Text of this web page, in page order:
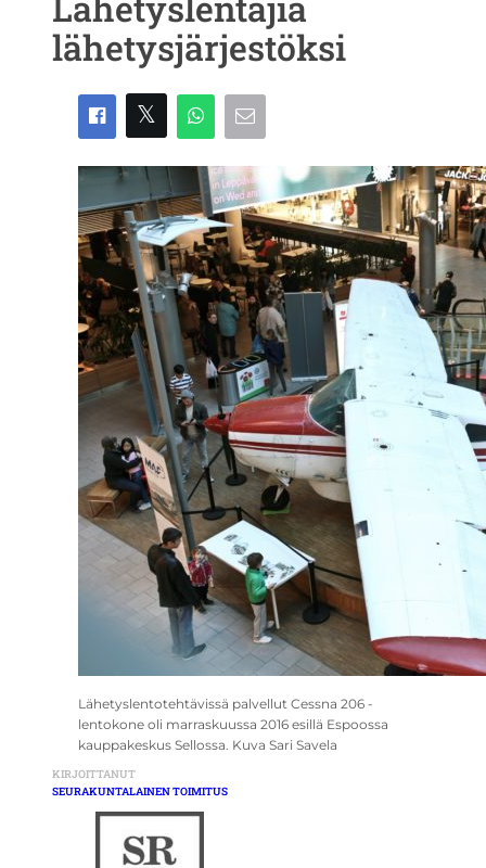
lähetysjärjestöksi
Lähetyslentotehtävissä palvellut Cessna 206 -
lentokone oli marraskuussa 2016 esillä Espoossa
kauppakeskus Sellossa. Kuva Sari Savela
KIRJOITTANUT
SEURAKUNTALAINEN TOIMITUS